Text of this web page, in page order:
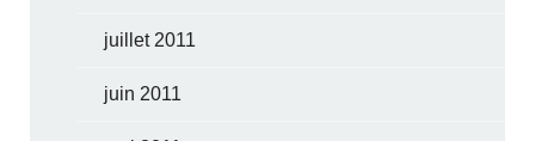
juillet 2011
juin 2011